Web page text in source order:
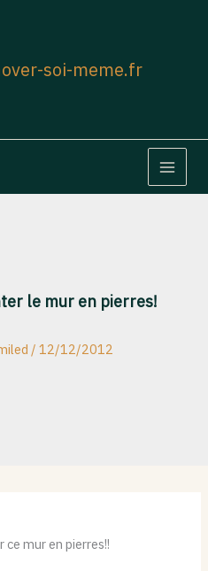
soi-meme.fr
MAIN
le mur en pierres!
/ 12/12/2012
mur en pierres!!